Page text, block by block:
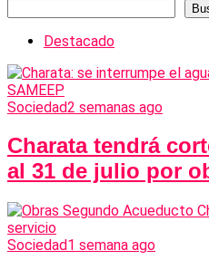
Destacado
Sociedad2 semanas ago
Charata tendrá
al 31 de julio por
Sociedad1 semana ago